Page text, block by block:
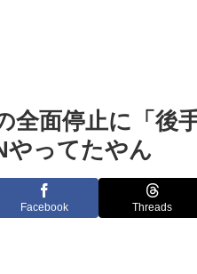
全面停止に「
やってたやん
Facebook Threads